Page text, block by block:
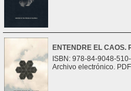
ENTENDRE EL
ISBN: 978-84-9048-
Archivo electrónico.